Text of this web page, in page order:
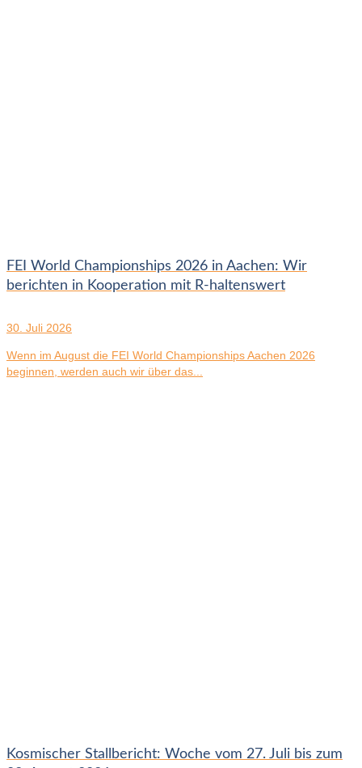
FEI World Championships 2026 in Aachen: Wir
berichten in Kooperation mit R-haltenswert
30. Juli 2026
Wenn im August die FEI World Championships Aachen 2026
beginnen, werden auch wir über das...
Kosmischer Stallbericht: Woche vom 27. Juli bis zum